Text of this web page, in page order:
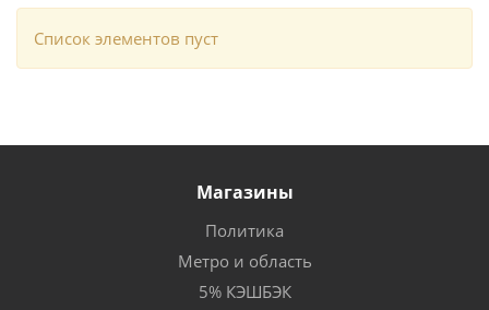
Список элементов пуст
Магазины
Политика
Метро и область
5% КЭШБЭК